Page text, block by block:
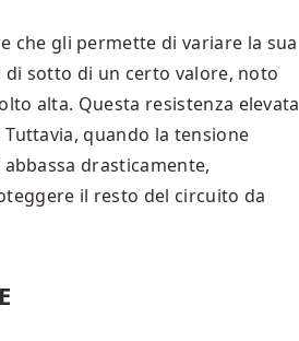
che gli permette di variare la sua
di sotto di un certo valore, noto
alta. Questa resistenza elevata
quando la tensione
drasticamente,
il resto del circuito da